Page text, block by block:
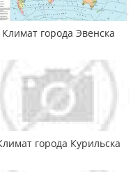
Климат города Эвенска
города Курильска